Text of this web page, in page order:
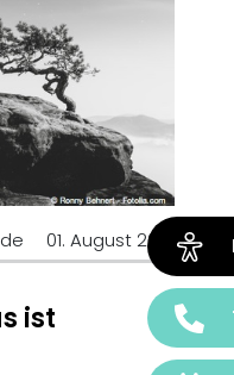
01. August 2018
ist